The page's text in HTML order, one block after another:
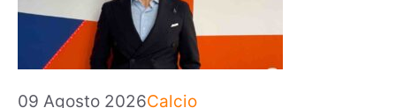
09 Agosto 2026Categorie
Calcio